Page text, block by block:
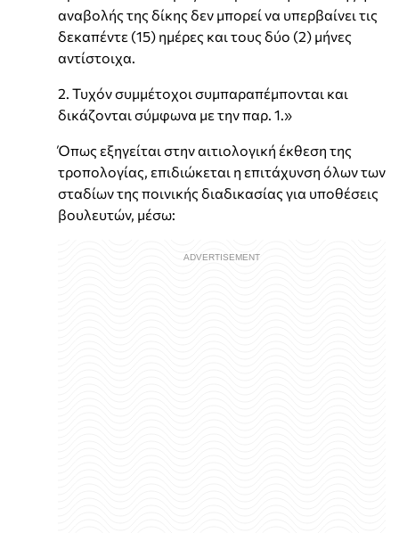
αναβολής της δίκης δεν μπορεί να υπερβαίνει τις
δεκαπέντε (15) ημέρες και τους δύο (2) μήνες
αντίστοιχα.
2. Τυχόν συμμέτοχοι συμπαραπέμπονται και
δικάζονται σύμφωνα με την παρ. 1.»
Όπως εξηγείται στην αιτιολογική έκθεση της
τροπολογίας, επιδιώκεται η επιτάχυνση όλων των
σταδίων της ποινικής διαδικασίας για υποθέσεις
βουλευτών, μέσω: